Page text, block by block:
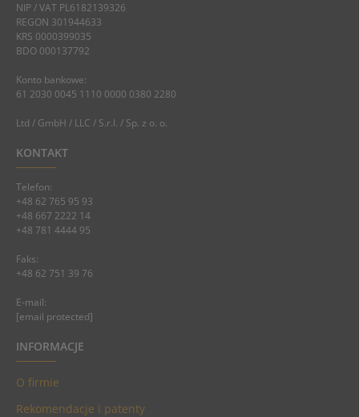
NIP / VAT PL6182139326
REGON 301944633
KRS 0000399035
BDO 000137792
Konto bankowe:
61 2030 0045 1110 0000 0380 2280
Ltd / GmbH / LLC / S.r.l. / Sp. z o. o.
KONTAKT
Telefon:
+48 62 765 95 93
+48 667 2222 14
+48 781 4444 95
Faks:
+48 62 751 39 76
E-mail:
[email protected]
INFORMACJE
O firmie
Rekomendacje i patenty